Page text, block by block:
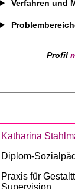
Verfahren und
Profil
Katharina
Diplom-
Praxis für
Supervision